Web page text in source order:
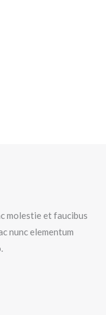
molestie et faucibus
nunc elementum